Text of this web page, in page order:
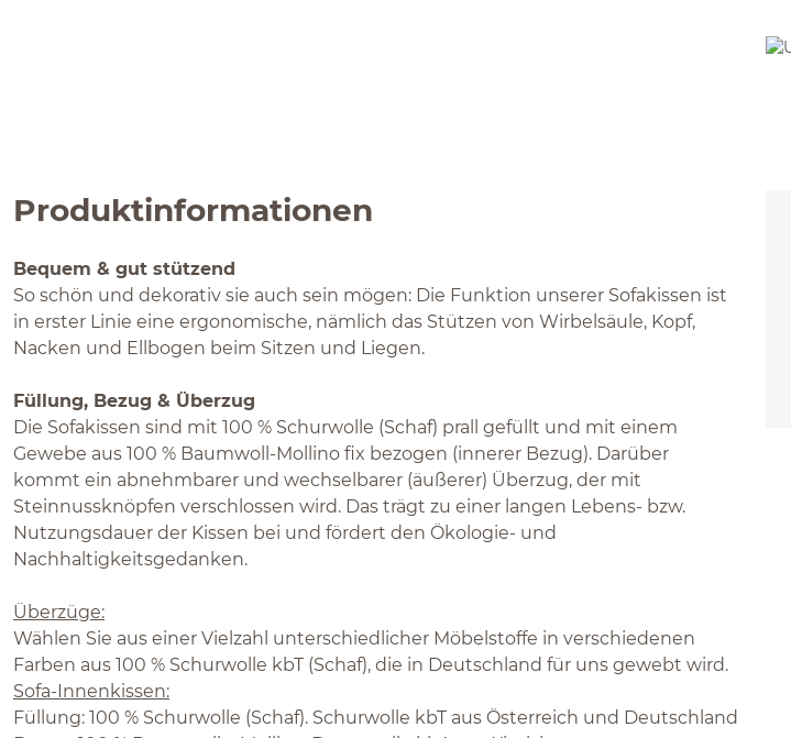
Produktinformationen
Bequem & gut stützend
So schön und dekorativ sie auch sein mögen: Die Funktion unserer Sofakissen ist
in erster Linie eine ergonomische, nämlich das Stützen von Wirbelsäule, Kopf,
Nacken und Ellbogen beim Sitzen und Liegen.
Füllung, Bezug & Überzug
Die Sofakissen sind mit 100 % Schurwolle (Schaf) prall gefüllt und mit einem
Gewebe aus 100 % Baumwoll-Mollino fix bezogen (innerer Bezug). Darüber
kommt ein abnehmbarer und wechselbarer (äußerer) Überzug, der mit
Steinnussknöpfen verschlossen wird. Das trägt zu einer langen Lebens- bzw.
Nutzungsdauer der Kissen bei und fördert den Ökologie- und
Nachhaltigkeitsgedanken.
Überzüge:
Wählen Sie aus einer Vielzahl unterschiedlicher Möbelstoffe in verschiedenen
Farben aus 100 % Schurwolle kbT (Schaf), die in Deutschland für uns gewebt wird.
Sofa-Innenkissen:
Füllung: 100 % Schurwolle (Schaf). Schurwolle kbT aus Österreich und Deutschland